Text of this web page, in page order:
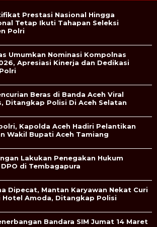
Prestasi Nasional Hingga
Tetap Ikuti Tahapan Seleksi
Polri
Umumkan Nominasi Kompolnas
Apresiasi Kinerja dan Dedikasi
Beras di Banda Aceh Viral
Ditangkap Polisi Di Aceh Selatan
Kapolda Aceh Hadiri Pelantikan
Wakil Bupati Aceh Tamiang
Lakukan Penegakan Hukum
di Tembagapura
Dipecat, Mantan Karyawan Nekat Curi
Amoda, Ditangkap Polisi
Bandara SIM Jumat 14 Maret